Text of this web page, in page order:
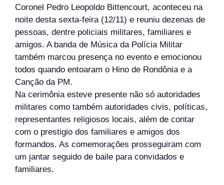
Coronel Pedro Leopoldo Bittencourt, aconteceu na
noite desta sexta-feira (12/11) e reuniu dezenas de
pessoas, dentre policiais militares, familiares e
amigos. A banda de Música da Polícia Militar
também marcou presença no evento e emocionou
todos quando entoaram o Hino de Rondônia e a
Canção da PM.
Na cerimônia esteve presente não só autoridades
militares como também autoridades civis, políticas,
representantes religiosos locais, além de contar
com o prestigio dos familiares e amigos dos
formandos. As comemorações prosseguiram com
um jantar seguido de baile para convidados e
familiares.